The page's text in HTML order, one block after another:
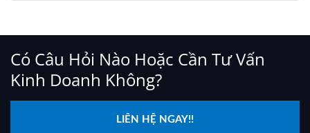
Có Câu Hỏi Nào Hoặc Cần Tư Vấn
Kinh Doanh Không?
LIÊN HỆ NGAY!!